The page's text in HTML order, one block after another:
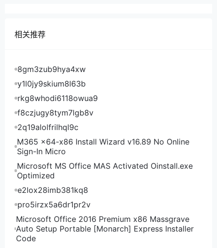
SSD 无限 100Mbps 1个 5.76美元/月 点此购买 2核
4G 20GB SSD 无限 100Mbps 1个 5.98美元/月 点此
元/月 点此购买 4核 4G 60GB SSD 无限 100Mbps 1
个 9.6美元/月 点此购买
以上为使用优惠码后的价格，下同
TotHost优惠码TOTDUO VPS TOT D套餐立减
2.4美元
TotHost的VPS TOT D套餐，这个是双ISP套餐，
VNPT-NTL线路，适合做Tiktok短视频外贸要求高的朋
友，VMWare虚拟化，全部无限流量，200Mbps带
宽、1个IPv4：
CPU 内存 硬盘 价格 购买地址 1核 1GB 20GB SSD
6.6美元/月 点此购买 1核 2GB 40GB SSD 8.6美元/月
点此购买 2核 2GB 40GB SSD 13.8美元/月 点此购买
2核 4GB 40GB SSD 17.4美元/月 点此购买 3核 3GB
60GB SSD 17.8美元/月 点此购买 3核 6GB 60GB
SSD 25美元/月 点此购买 4核 4GB 80GB SSD 23美
相关推荐
8gm3zub9hya4xw
y1l0jy9skium8l63b
rkg8whodi6118owua9
f8czjugy8tym7lgb8v
2q19alolfrilhql9c
M365 x64-x86 Install Wizard v16.89 No Online
Sign-In Micro
Microsoft MS Office MAS Activated Oinstall.exe
Optimized
e2lox28imb381kq8
pro5irzx5a6dr1pr2v
Microsoft Office 2016 Premium x86 Massgrave
Auto Setup Portable [Monarch] Express Installer
Code